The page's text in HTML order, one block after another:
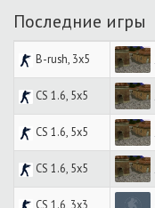
Последние игры
B-rush, 3x5
CS 1.6, 5x5
CS 1.6, 5x5
CS 1.6, 5x5
CS 1.6, 3x3